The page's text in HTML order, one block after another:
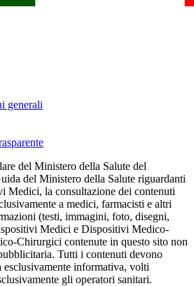
generali
del Ministero della Salute del
del Ministero della Salute riguardanti
Medici, la consultazione dei contenuti
a medici, farmacisti e altri
(testi, immagini, foto, disegni,
Medici e Dispositivi Medico-
Chirurgici contenute in questo sito non
Tutti i contenuti devono
esclusivamente informativa, volti
gli operatori sanitari.